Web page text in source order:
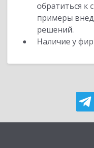
обратиться к
примеры
решений.
Наличие у